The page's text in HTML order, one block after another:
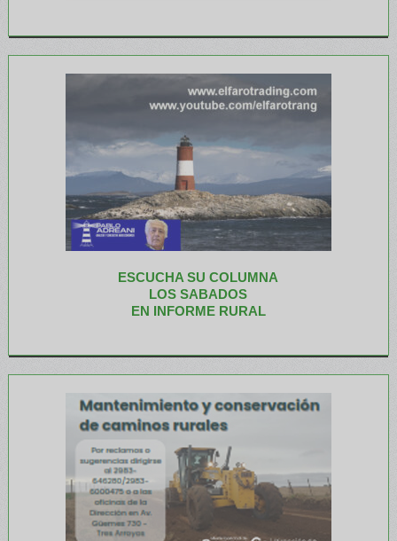
ESCUCHA SU COLUMNA
LOS SABADOS
EN INFORME RURAL